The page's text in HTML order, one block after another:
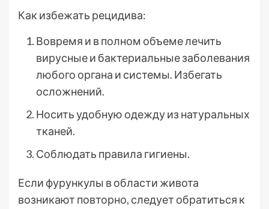
Как избежать рецидива:
Вовремя и в полном объеме лечить
вирусные и бактериальные заболевания
любого органа и системы. Избегать
осложнений.
Носить удобную одежду из натуральных
тканей.
Соблюдать правила гигиены.
Если фурункулы в области живота
возникают повторно, следует обратиться к